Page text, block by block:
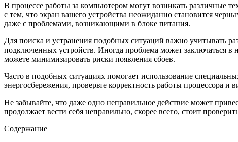
В процессе работы за компьютером могут возникать различные
с тем, что экран вашего устройства неожиданно становится
даже с проблемами, возникающими в блоке питания.
Для поиска и устранения подобных ситуаций важно учитывать
подключенных устройств. Иногда проблема может заключаться
можете минимизировать риски появления сбоев.
Часто в подобных ситуациях помогает использование
энергосбережения, проверьте корректность работы процессора
Не забывайте, что даже одно неправильное действие может
продолжает вести себя неправильно, скорее всего, стоит
Содержание